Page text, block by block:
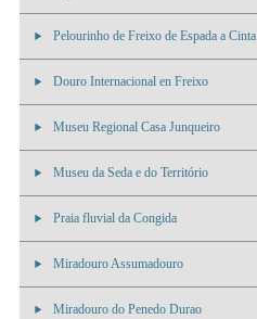
Pelourinho de Freixo de Espada a Cinta
Douro Internacional en Freixo
Museu Regional Casa Junqueiro
Museu da Seda e do Território
Praia fluvial da Congida
Miradouro Assumadouro
Miradouro do Penedo Durao